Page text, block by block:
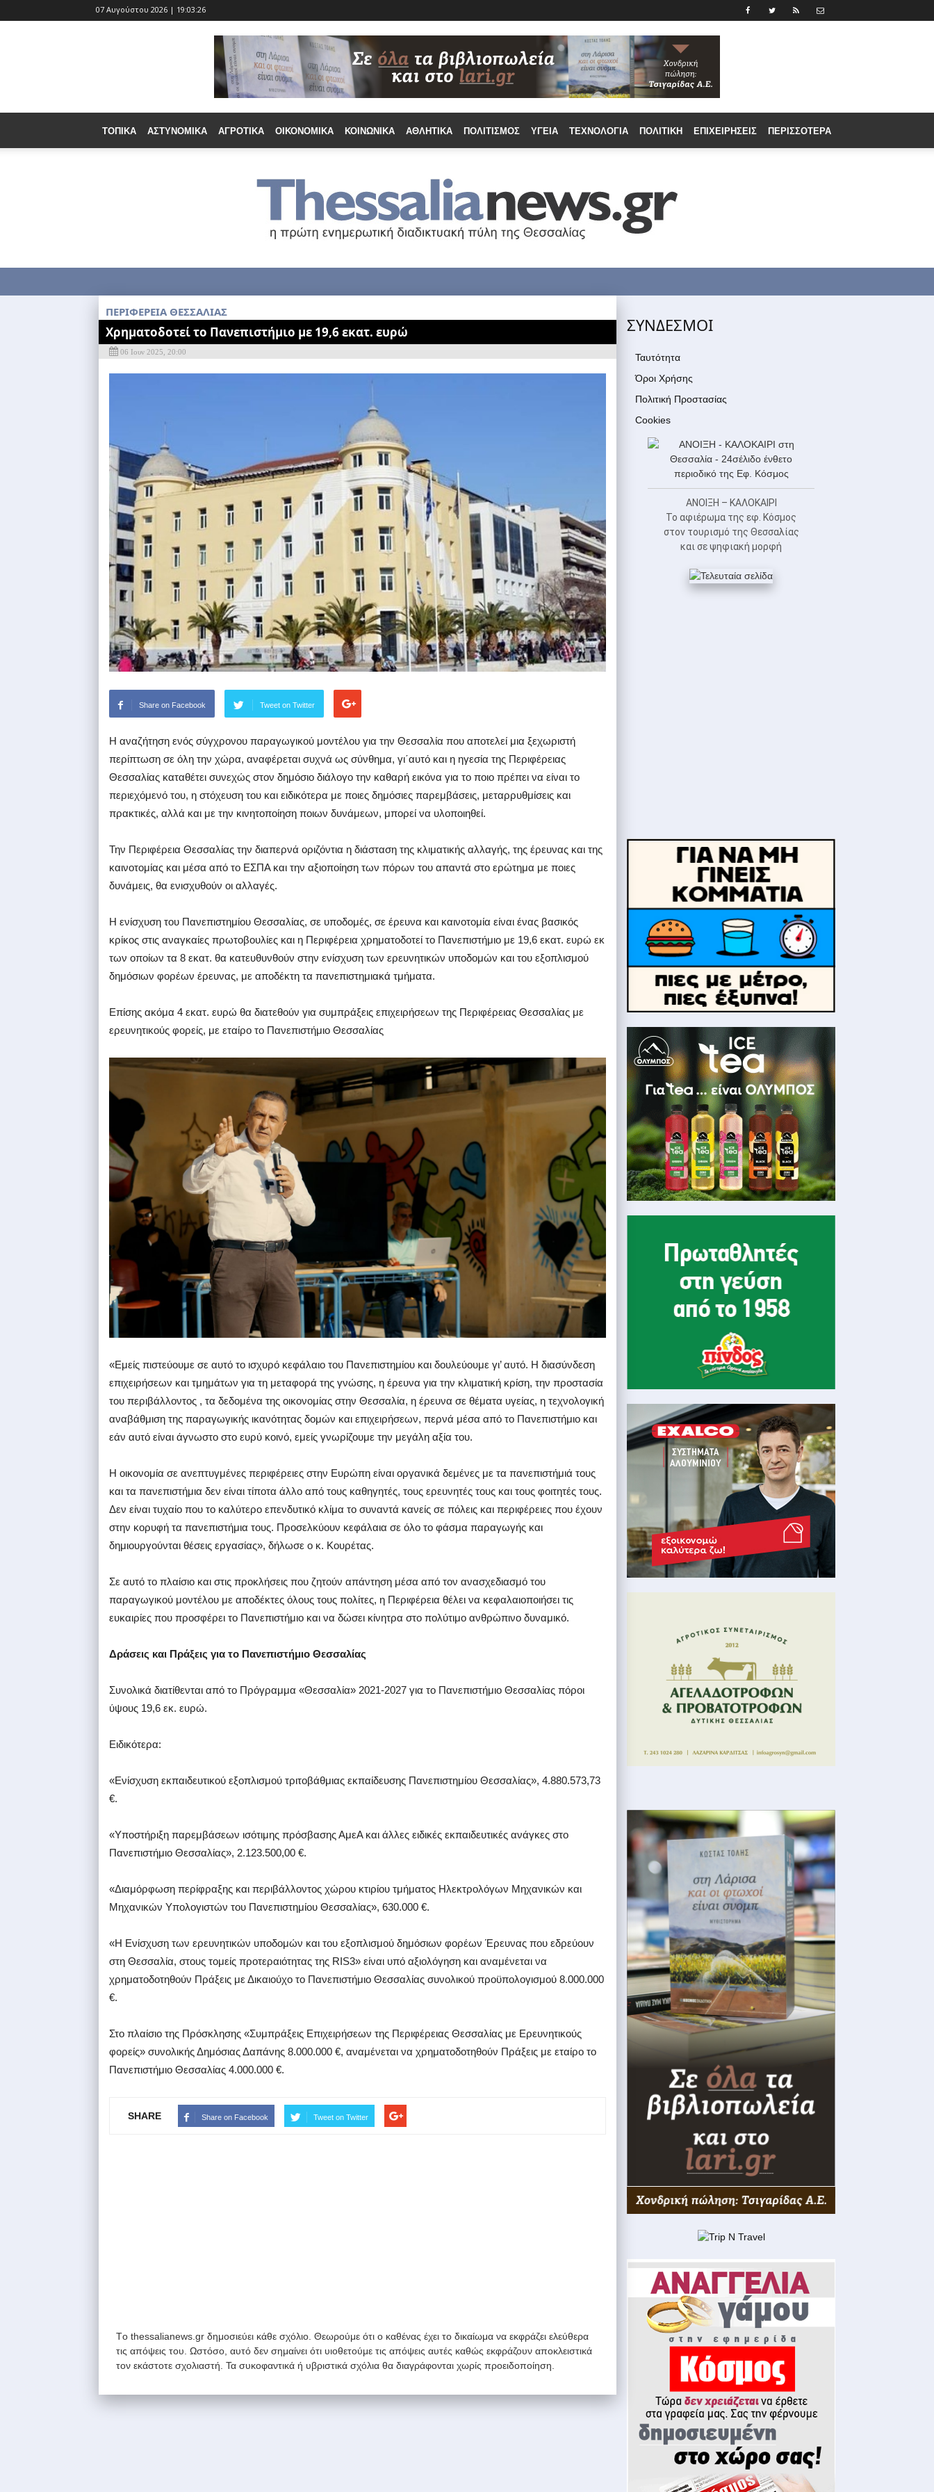
07 Αυγούστου 2026 | 19:03:28
ΤΟΠΙΚΆ ΑΣΤΥΝΟΜΙΚΆ ΑΓΡΟΤΙΚΆ ΟΙΚΟΝΟΜΙΚΆ ΚΟΙΝΩΝΙΚΆ ΑΘΛΗΤΙΚΆ ΠΟΛΙΤΙΣΜΌΣ ΥΓΕΊΑ ΤΕΧΝΟΛΟΓΊΑ ΠΟΛΙΤΙΚΉ ΕΠΙΧΕΙΡΉΣΕΙΣ ΠΕΡΙΣΣΟΤΕΡΑ
ΠΕΡΙΦΕΡΕΙΑ ΘΕΣΣΑΛΙΑΣ
Χρηματοδοτεί το Πανεπιστήμιο με 19,6 εκατ. ευρώ
06 Ιουν 2025, 20:00
Share on Facebook Tweet on Twitter
Η αναζήτηση ενός σύγχρονου παραγωγικού μοντέλου για την Θεσσαλία που αποτελεί μια ξεχωριστή
περίπτωση σε όλη την χώρα, αναφέρεται συχνά ως σύνθημα, γι΄αυτό και η ηγεσία της Περιφέρειας
Θεσσαλίας καταθέτει συνεχώς στον δημόσιο διάλογο την καθαρή εικόνα για το ποιο πρέπει να είναι το
περιεχόμενό του, η στόχευση του και ειδικότερα με ποιες δημόσιες παρεμβάσεις, μεταρρυθμίσεις και
πρακτικές, αλλά και με την κινητοποίηση ποιων δυνάμεων, μπορεί να υλοποιηθεί.
Την Περιφέρεια Θεσσαλίας την διαπερνά οριζόντια η διάσταση της κλιματικής αλλαγής, της έρευνας και της
καινοτομίας και μέσα από το ΕΣΠΑ και την αξιοποίηση των πόρων του απαντά στο ερώτημα με ποιες
δυνάμεις, θα ενισχυθούν οι αλλαγές.
Η ενίσχυση του Πανεπιστημίου Θεσσαλίας, σε υποδομές, σε έρευνα και καινοτομία είναι ένας βασικός
κρίκος στις αναγκαίες πρωτοβουλίες και η Περιφέρεια χρηματοδοτεί το Πανεπιστήμιο με 19,6 εκατ. ευρώ εκ
των οποίων τα 8 εκατ. θα κατευθυνθούν στην ενίσχυση των ερευνητικών υποδομών και του εξοπλισμού
δημόσιων φορέων έρευνας, με αποδέκτη τα πανεπιστημιακά τμήματα.
Επίσης ακόμα 4 εκατ. ευρώ θα διατεθούν για συμπράξεις επιχειρήσεων της Περιφέρειας Θεσσαλίας με
ερευνητικούς φορείς, με εταίρο το Πανεπιστήμιο Θεσσαλίας
«Εμείς πιστεύουμε σε αυτό το ισχυρό κεφάλαιο του Πανεπιστημίου και δουλεύουμε γι’ αυτό. Η διασύνδεση
επιχειρήσεων και τμημάτων για τη μεταφορά της γνώσης, η έρευνα για την κλιματική κρίση, την προστασία
του περιβάλλοντος , τα δεδομένα της οικονομίας στην Θεσσαλία, η έρευνα σε θέματα υγείας, η τεχνολογική
αναβάθμιση της παραγωγικής ικανότητας δομών και επιχειρήσεων, περνά μέσα από το Πανεπιστήμιο και
εάν αυτό είναι άγνωστο στο ευρύ κοινό, εμείς γνωρίζουμε την μεγάλη αξία του.
Η οικονομία σε ανεπτυγμένες περιφέρειες στην Ευρώπη είναι οργανικά δεμένες με τα πανεπιστήμιά τους
και τα πανεπιστήμια δεν είναι τίποτα άλλο από τους καθηγητές, τους ερευνητές τους και τους φοιτητές τους.
Δεν είναι τυχαίο που το καλύτερο επενδυτικό κλίμα το συναντά κανείς σε πόλεις και περιφέρειες που έχουν
στην κορυφή τα πανεπιστήμια τους. Προσελκύουν κεφάλαια σε όλο το φάσμα παραγωγής και
δημιουργούνται θέσεις εργασίας», δήλωσε ο κ. Κουρέτας.
Σε αυτό το πλαίσιο και στις προκλήσεις που ζητούν απάντηση μέσα από τον ανασχεδιασμό του
παραγωγικού μοντέλου με αποδέκτες όλους τους πολίτες, η Περιφέρεια θέλει να κεφαλαιοποιήσει τις
ευκαιρίες που προσφέρει το Πανεπιστήμιο και να δώσει κίνητρα στο πολύτιμο ανθρώπινο δυναμικό.
Δράσεις και Πράξεις για το Πανεπιστήμιο Θεσσαλίας
Συνολικά διατίθενται από το Πρόγραμμα «Θεσσαλία» 2021-2027 για το Πανεπιστήμιο Θεσσαλίας πόροι
ύψους 19,6 εκ. ευρώ.
Ειδικότερα:
«Ενίσχυση εκπαιδευτικού εξοπλισμού τριτοβάθμιας εκπαίδευσης Πανεπιστημίου Θεσσαλίας», 4.880.573,73
€.
«Υποστήριξη παρεμβάσεων ισότιμης πρόσβασης ΑμεΑ και άλλες ειδικές εκπαιδευτικές ανάγκες στο
Πανεπιστήμιο Θεσσαλίας», 2.123.500,00 €.
«Διαμόρφωση περίφραξης και περιβάλλοντος χώρου κτιρίου τμήματος Ηλεκτρολόγων Μηχανικών και
Μηχανικών Υπολογιστών του Πανεπιστημίου Θεσσαλίας», 630.000 €.
«Η Ενίσχυση των ερευνητικών υποδομών και του εξοπλισμού δημόσιων φορέων Έρευνας που εδρεύουν
στη Θεσσαλία, στους τομείς προτεραιότητας της RIS3» είναι υπό αξιολόγηση και αναμένεται να
χρηματοδοτηθούν Πράξεις με Δικαιούχο το Πανεπιστήμιο Θεσσαλίας συνολικού προϋπολογισμού 8.000.000
€.
Στο πλαίσιο της Πρόσκλησης «Συμπράξεις Επιχειρήσεων της Περιφέρειας Θεσσαλίας με Ερευνητικούς
φορείς» συνολικής Δημόσιας Δαπάνης 8.000.000 €, αναμένεται να χρηματοδοτηθούν Πράξεις με εταίρο το
Πανεπιστήμιο Θεσσαλίας 4.000.000 €.
SHARE Share on Facebook Tweet on Twitter
Tο thessalianews.gr δημοσιεύει κάθε σχόλιο. Θεωρούμε ότι ο καθένας έχει το δικαίωμα να εκφράζει ελεύθερα
τις απόψεις του. Ωστόσο, αυτό δεν σημαίνει ότι υιοθετούμε τις απόψεις αυτές καθώς εκφράζουν αποκλειστικά
τον εκάστοτε σχολιαστή. Τα συκοφαντικά ή υβριστικά σχόλια θα διαγράφονται χωρίς προειδοποίηση.
ΣΥΝΔΕΣΜΟΙ
Ταυτότητα
Όροι Χρήσης
Πολιτική Προστασίας
Cookies
ΑΝΟΙΞΗ – ΚΑΛΟΚΑΙΡΙ
Το αφιέρωμα της εφ. Κόσμος
στον τουρισμό της Θεσσαλίας
και σε ψηφιακή μορφή